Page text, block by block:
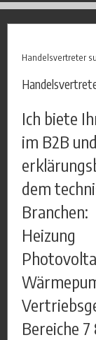
Handelsvertreter
Ich biete
im B2B
dem
Branchen:
Heizung
Bereiche